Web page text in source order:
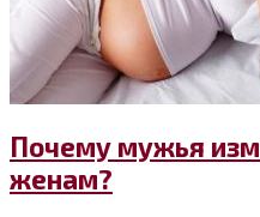
Почему мужья
женам?